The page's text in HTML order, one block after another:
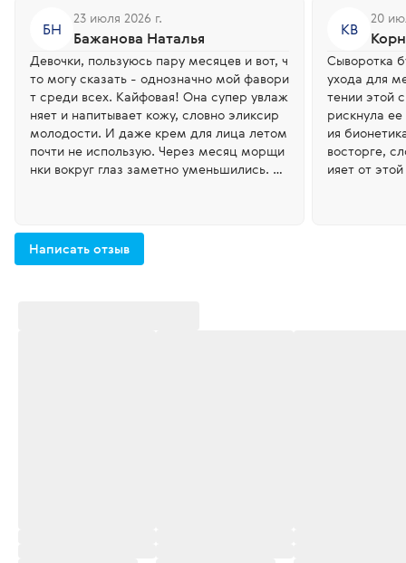
БН
23 июля 2026 г.
Бажанова Наталья
Девочки, пользуюсь пару месяцев и вот, ч
то могу сказать - однозначно мой фавори
т среди всех. Кайфовая! Она супер увлаж
няет и напитывает кожу, словно эликсир
молодости. И даже крем для лица летом
почти не использую. Через месяц морщи
нки вокруг глаз заметно уменьшились. Цв
ом, не стягивает кожу. Понравился необы
чный формат - в виде тюбика с дозаторо
КВ
20
Сыворотка
ухода для
тении этой
рискнула
ия
восторге,
ияет от
Написать отзыв